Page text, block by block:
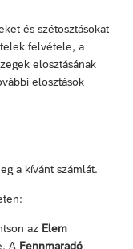
és szétosztásokat
felvétele, a
elosztásának
elosztások
a kívánt számlát.
az Elem
A Fennmaradó